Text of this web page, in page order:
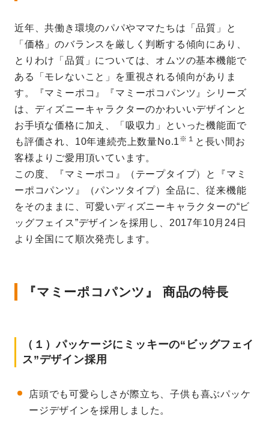
近年、共働き環境のパパやママたちは「品質」と
「価格」のバランスを厳しく判断する傾向にあり、
とりわけ「品質」については、オムツの基本機能で
ある「モレないこと」を重視される傾向がありま
す。『マミーポコ』『マミーポコパンツ』シリーズ
は、ディズニーキャラクターのかわいいデザインと
お手頃な価格に加え、「吸収力」といった機能面で
も評価され、10年連続売上数量No.1 ※１ と長い間お
客様よりご愛用頂いています。
この度、『マミーポコ』（テープタイプ）と『マミ
ーポコパンツ』（パンツタイプ）全品に、従来機能
をそのままに、可愛いディズニーキャラクターの“ビ
ッグフェイス”デザインを採用し、2017年10月24日
より全国にて順次発売します。
『マミーポコパンツ』 商品の特長
（１）パッケージにミッキーの“ビッグフェイ
ス”デザイン採用
店頭でも可愛らしさが際立ち、子供も喜ぶパッケ
ージデザインを採用しました。